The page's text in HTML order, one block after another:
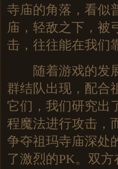
寺庙的角落，看似
庙，轻敌之下，被
击，往往能在我们
随着游戏的发展
群结队出现，配合
它们，我们研究出
程魔法进行攻击，
争夺祖玛寺庙深处
了激烈的PK。双